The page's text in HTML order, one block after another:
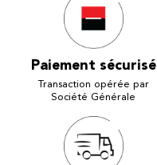
Paiement sécurisé
Transaction opérée par
Société Générale